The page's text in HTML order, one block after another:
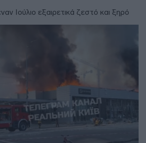
Ιούλιο εξαιρετικά ζεστό και ξηρό